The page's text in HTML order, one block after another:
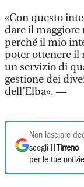
«Con questo
dare il maggiore
perché il mio
poter ottenere il
un servizio di
gestione dei
dell’Elba». —
Non lasciare
scegli
Il Tirreno
per le tue